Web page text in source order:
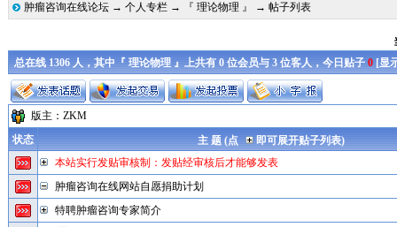
肿瘤咨询在线论坛→ 个人专栏→ 『 理论物理 』 → 帖子列表
总在线 1306 人，其中『 理论物理 』上共有 0 位会员与 3 位客人，今日贴子0[显
版主： ZKM
状态
主 题 (点
即可展开贴子列表)
本站实行发贴审核制：发贴经审核后才能够发表
肿瘤咨询在线网站自愿捐助计划
特聘肿瘤咨询专家简介